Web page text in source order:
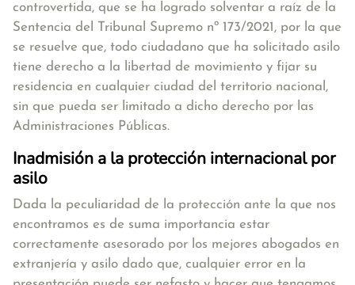
controvertida, que se ha logrado solventar a raíz de la
Sentencia del Tribunal Supremo nº 173/2021, por la que
se resuelve que, todo ciudadano que ha solicitado asilo
tiene derecho a la libertad de movimiento y fijar su
residencia en cualquier ciudad del territorio nacional,
sin que pueda ser limitado a dicho derecho por las
Administraciones Públicas.
Inadmisión a la protección internacional por
asilo
Dada la peculiaridad de la protección ante la que nos
encontramos es de suma importancia estar
correctamente asesorado por los mejores abogados en
extranjería y asilo dado que, cualquier error en la